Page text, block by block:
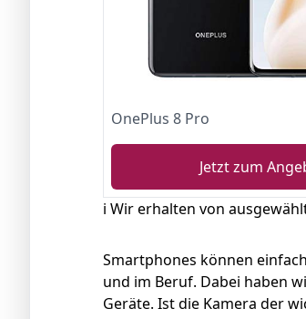
OnePlus 8 Pro
Jetzt zum
ℹ️ Wir erhalten von
Smartphones können
und im Beruf. Dabei haben
Geräte. Ist die Kamera der